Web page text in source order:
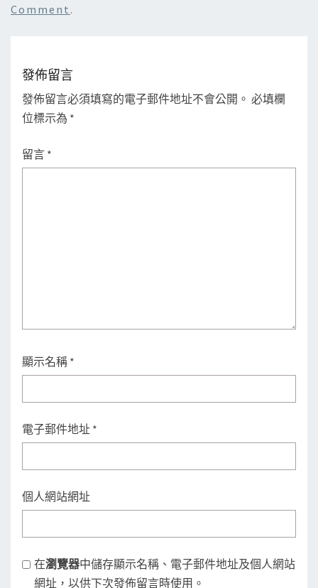
Comment .
發佈留言
發佈留言必須填寫的電子郵件地址不會公開。 必填欄
位標示為 *
留言 *
顯示名稱 *
電子郵件地址 *
個人網站網址
在瀏覽器中儲存顯示名稱、電子郵件地址及個人網站
網址，以供下次發佈留言時使用。